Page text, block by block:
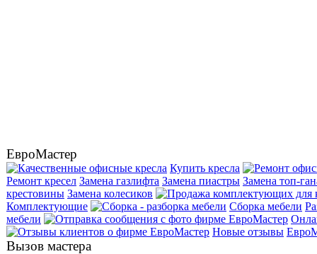
ЕвроМастер
Купить кресла
Ремонт кресел Замена газлифта Замена пиастры Замена топ-
крестовины Замена колесиков
Комплектующие
Сборка мебели
мебели
Новые отзывы
Вызов мастера